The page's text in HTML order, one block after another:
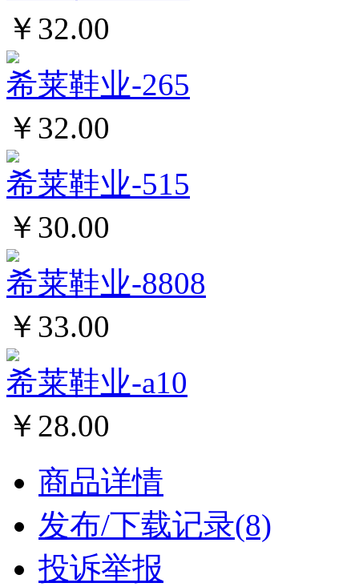
￥32.00
希莱鞋业-265
￥32.00
希莱鞋业-515
￥30.00
希莱鞋业-8808
￥33.00
希莱鞋业-a10
￥28.00
商品详情
发布/下载记录(8)
投诉举报